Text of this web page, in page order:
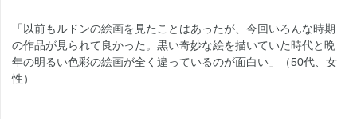
「以前もルドンの絵画を見たことはあったが、今回いろんな時期
の作品が見られて良かった。黒い奇妙な絵を描いていた時代と晩
年の明るい色彩の絵画が全く違っているのが面白い」（50代、女
性）